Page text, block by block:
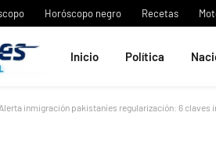
Horóscopo negro Recetas
Inicio Política
Alerta inmigración pakistaníes regularización: 6